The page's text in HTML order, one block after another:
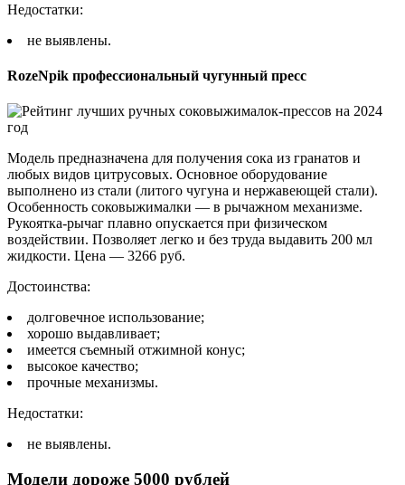
Недостатки:
не выявлены.
RozeNpik профессиональный чугунный пресс
Модель предназначена для получения сока из гранатов и
любых видов цитрусовых. Основное оборудование
выполнено из стали (литого чугуна и нержавеющей стали).
Особенность соковыжималки — в рычажном механизме.
Рукоятка-рычаг плавно опускается при физическом
воздействии. Позволяет легко и без труда выдавить 200 мл
жидкости. Цена — 3266 руб.
Достоинства:
долговечное использование;
хорошо выдавливает;
имеется съемный отжимной конус;
высокое качество;
прочные механизмы.
Недостатки:
не выявлены.
Модели дороже 5000 рублей